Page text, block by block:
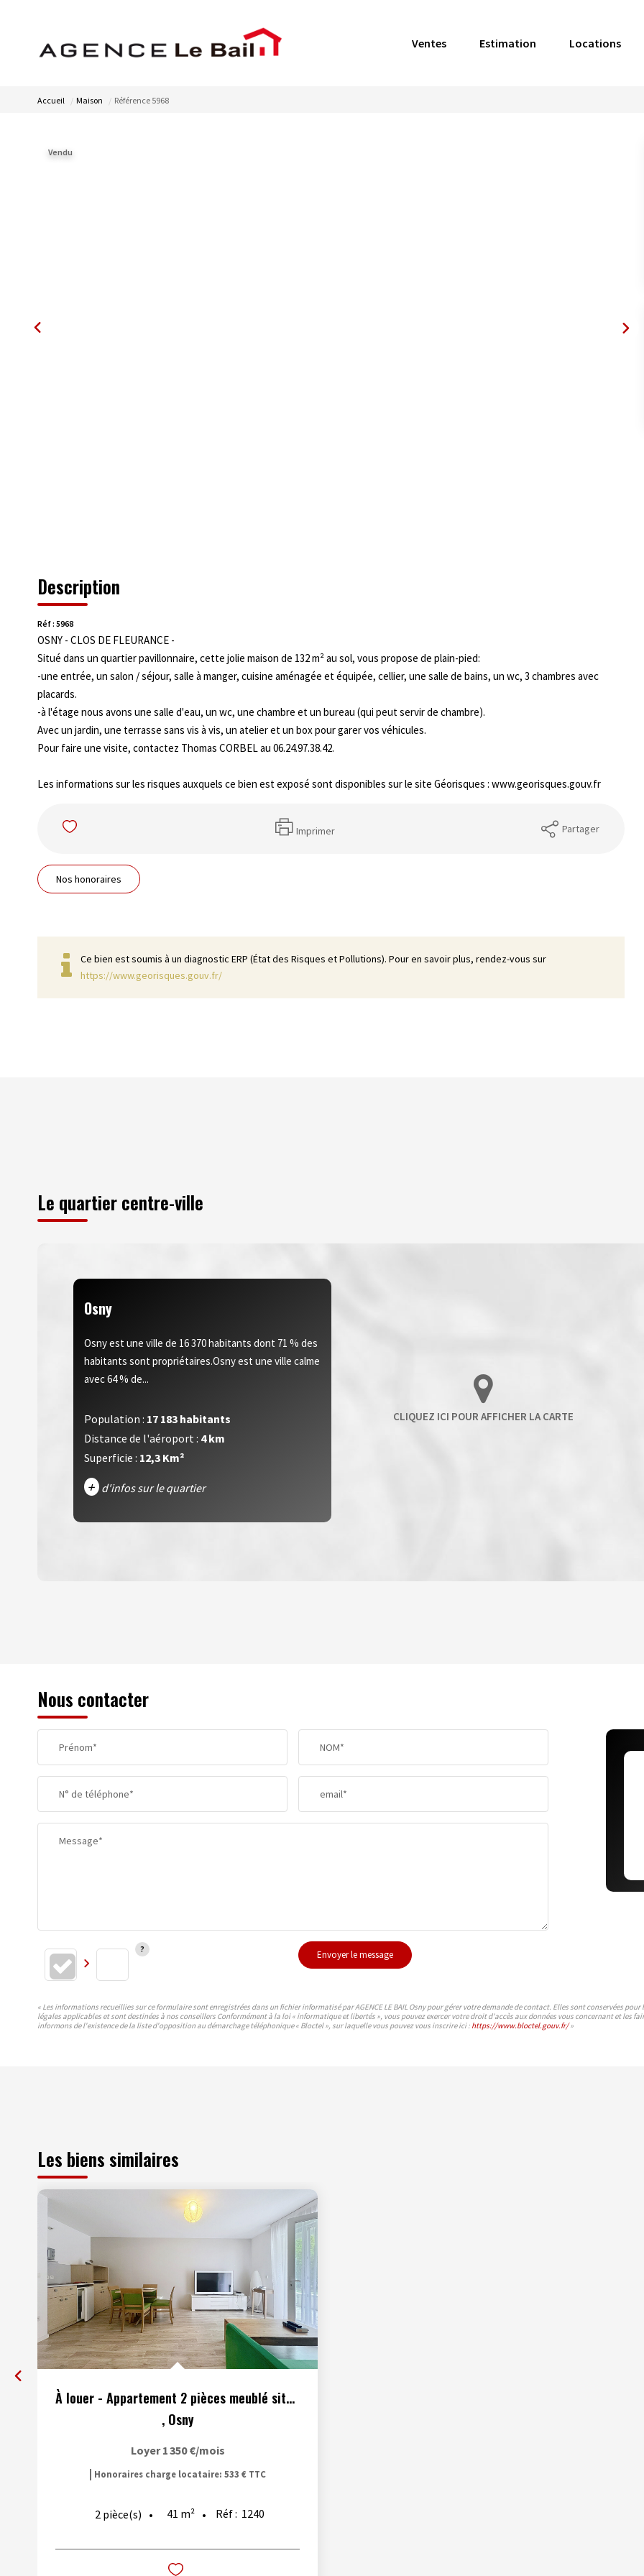
Ventes Estimation Locations
Accueil Maison Référence 5968
Vendu
Description
Réf : 5968
OSNY - CLOS DE FLEURANCE -
Situé dans un quartier pavillonnaire, cette jolie maison de 132 m² au sol, vous propose de plain-pied:
-une entrée, un salon / séjour, salle à manger, cuisine aménagée et équipée, cellier, une salle de bains, un wc, 3 chambres avec
placards.
-à l'étage nous avons une salle d'eau, un wc, une chambre et un bureau (qui peut servir de chambre).
Avec un jardin, une terrasse sans vis à vis, un atelier et un box pour garer vos véhicules.
Pour faire une visite, contactez Thomas CORBEL au 06.24.97.38.42.
Les informations sur les risques auxquels ce bien est exposé sont disponibles sur le site Géorisques : www.georisques.gouv.fr
Imprimer Partager
Nos honoraires
Ce bien est soumis à un diagnostic ERP (État des Risques et Pollutions). Pour en savoir plus, rendez-vous sur
https://www.georisques.gouv.fr/
Le quartier centre-ville
Osny
Osny est une ville de 16 370 habitants dont 71 % des
habitants sont propriétaires.Osny est une ville calme
avec 64 % de...
Population : 17 183 habitants
Distance de l'aéroport : 4 km
Superficie : 12,3 Km²
+ d'infos sur le quartier
TAXE FONCIÈRE
SUPERFICIE :
RESTAURANTS ET CAFÉS COMMERCES
Nous contacter
Prénom* NOM*
N° de téléphone* email*
Message*
Envoyer le message
« Les informations recueillies sur ce formulaire sont enregistrées dans un fichier informatisé par AGENCE LE BAIL Osny pour gérer votre demande de contact. Elles sont conservées
légales applicables et sont destinées à nos conseillers Conformément à la loi « informatique et libertés », vous pouvez exercer votre droit d'accès aux données vous concernant et les
informons de l'existence de la liste d'opposition au démarchage téléphonique « Bloctel », sur laquelle vous pouvez vous inscrire ici : https://www.bloctel.gouv.fr/»
Les biens similaires
À louer - Appartement 2 pièces meublé situé à Osny
, Osny
Loyer 1 350 €/mois
| Honoraires charge locataire: 533 € TTC
2 pièce(s) 41 m² Réf : 1240